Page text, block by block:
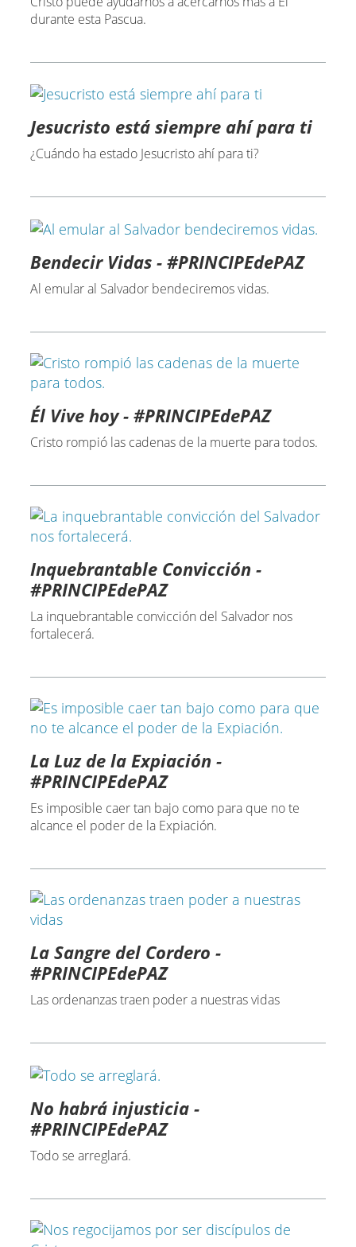
durante esta Pascua.
Jesucristo está siempre ahí para ti
¿Cuándo ha estado Jesucristo ahí para ti?
Bendecir Vidas - #PRINCIPEdePAZ
Al emular al Salvador bendeciremos vidas.
Él Vive hoy - #PRINCIPEdePAZ
Cristo rompió las cadenas de la muerte para todos.
Inquebrantable Convicción -
#PRINCIPEdePAZ
La inquebrantable convicción del Salvador nos
fortalecerá.
La Luz de la Expiación -
#PRINCIPEdePAZ
Es imposible caer tan bajo como para que no te
alcance el poder de la Expiación.
La Sangre del Cordero -
#PRINCIPEdePAZ
Las ordenanzas traen poder a nuestras vidas
No habrá injusticia -
#PRINCIPEdePAZ
Todo se arreglará.